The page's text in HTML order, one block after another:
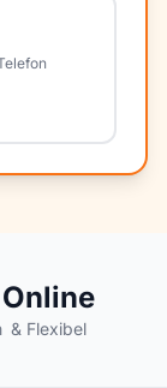
Online
& Flexibel